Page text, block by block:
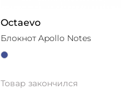
Octaevo
Блокнот Apollo Notes
Товар закончился